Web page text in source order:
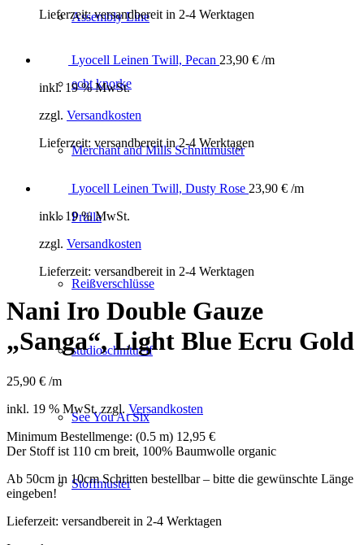
Assembly Line
echt knorke
Merchant and Mills Schnittmuster
Prülla
Reißverschlüsse
studioschnittreif
See You At Six
Stoffmuster
Lieferzeit:versandbereit in 2-4 Werktagen
Lyocell Leinen Twill, Pecan 23,90 € /m
inkl. 19 % MwSt.
zzgl. Versandkosten
Lieferzeit: versandbereit in 2-4 Werktagen
Lyocell Leinen Twill, Dusty Rose 23,90 € /m
inkl. 19 % MwSt.
zzgl. Versandkosten
Lieferzeit: versandbereit in 2-4 Werktagen
Nani Iro Double Gauze
„Sanga“, Light Blue Ecru Gold
25,90 € /m
inkl. 19 % MwSt. zzgl. Versandkosten
Minimum Bestellmenge: (0.5 m) 12,95 €
Der Stoff ist 110 cm breit, 100% Baumwolle organic
Ab 50cm in 10cm Schritten bestellbar – bitte die gewünschte Länge
eingeben!
Lieferzeit: versandbereit in 2-4 Werktagen